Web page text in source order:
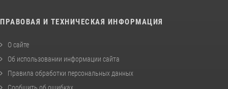
ПРАВОВАЯ И ТЕХНИЧЕСКАЯ ИНФОРМАЦИЯ
О сайте
Об использовании информации сайта
Правила обработки персональных данных
Сообщить об ошибках